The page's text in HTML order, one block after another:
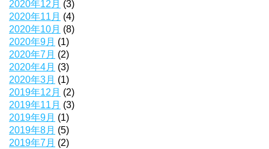
2020年12月 (3)
2020年11月 (4)
2020年10月 (8)
2020年9月 (1)
2020年7月 (2)
2020年4月 (3)
2020年3月 (1)
2019年12月 (2)
2019年11月 (3)
2019年9月 (1)
2019年8月 (5)
2019年7月 (2)